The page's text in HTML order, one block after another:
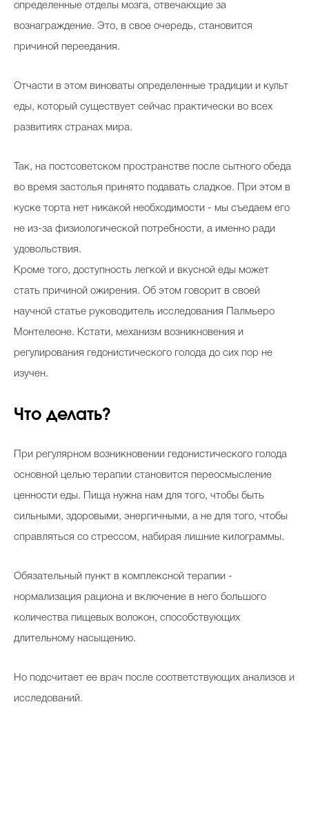
определенные отделы мозга, отвечающие за
вознаграждение. Это, в свое очередь, становится
причиной переедания.
Отчасти в этом виноваты определенные традиции и культ
еды, который существует сейчас практически во всех
развитиях странах мира.
Так, на постсоветском пространстве после сытного обеда
во время застолья принято подавать сладкое. При этом в
куске торта нет никакой необходимости - мы съедаем его
не из-за физиологической потребности, а именно ради
удовольствия.
Кроме того, доступность легкой и вкусной еды может
стать причиной ожирения. Об этом говорит в своей
научной статье руководитель исследования Палмьеро
Монтелеоне. Кстати, механизм возникновения и
регулирования гедонистического голода до сих пор не
изучен.
Что делать?
При регулярном возникновении гедонистического голода
основной целью терапии становится переосмысление
ценности еды. Пища нужна нам для того, чтобы быть
сильными, здоровыми, энергичными, а не для того, чтобы
справляться со стрессом, набирая лишние килограммы.
Обязательный пункт в комплексной терапии -
нормализация рациона и включение в него большого
количества пищевых волокон, способствующих
длительному насыщению.
Но подсчитает ее врач после соответствующих анализов и
исследований.